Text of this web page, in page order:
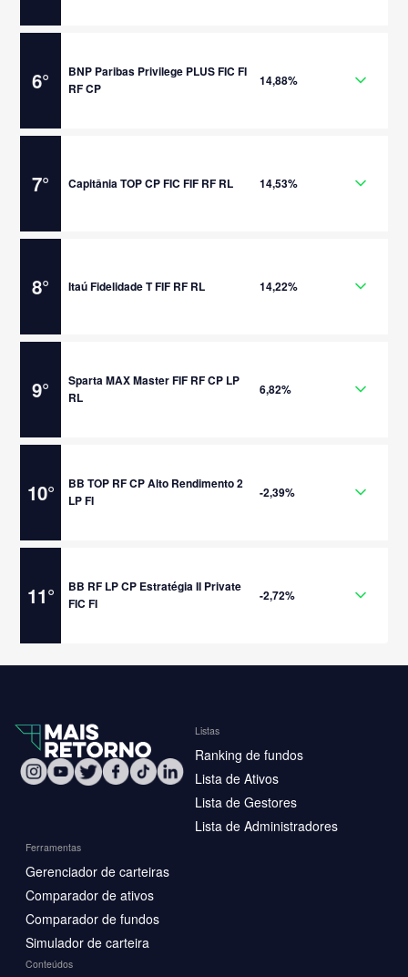
6°
BNP Paribas Privilege PLUS FIC FI
RF CP
14,88%
7° Capitânia TOP CP FIC FIF RF RL 14,53%
8° Itaú Fidelidade T FIF RF RL 14,22%
9°
Sparta MAX Master FIF RF CP LP
RL
6,82%
10°
BB TOP RF CP Alto Rendimento 2
LP FI
-2,39%
11°
BB RF LP CP Estratégia II Private
FIC FI
-2,72%
Listas
Ranking de fundos
Lista de Ativos
Lista de Gestores
Lista de Administradores
Ferramentas
Gerenciador de carteiras
Comparador de ativos
Comparador de fundos
Simulador de carteira
Conteúdos